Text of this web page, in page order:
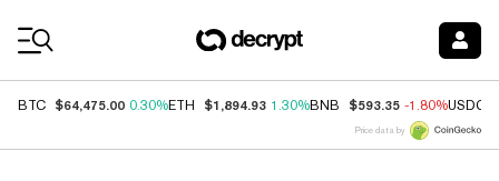
BTC $64,475.00 0.30%ETH $1,894.93 1.30%BNB $593.35 -1.80%USDC
Price data by